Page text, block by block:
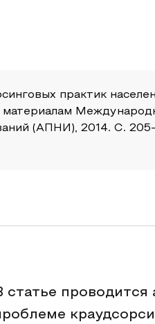
практик
(АПНИ), 2014. С.
статье проводится